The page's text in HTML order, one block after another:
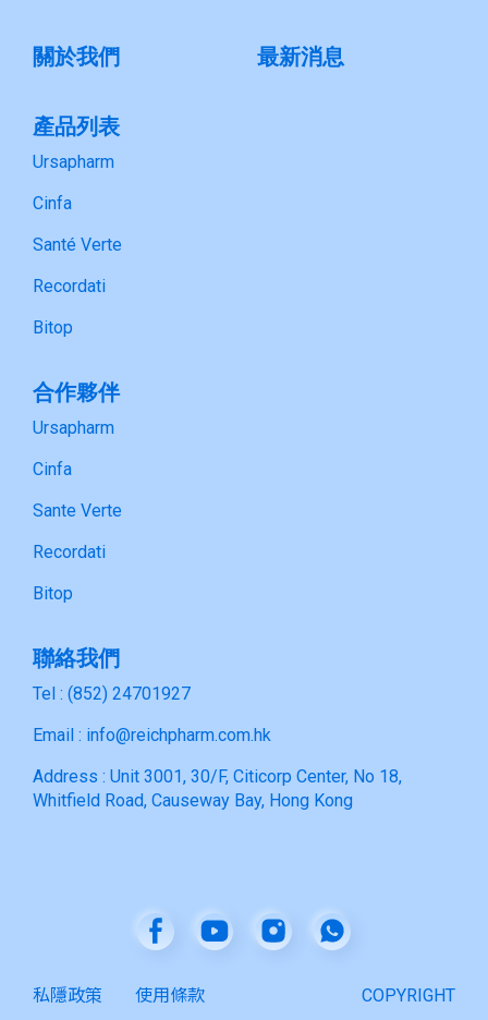
關於我們 最新消息
產品列表
Ursapharm
Cinfa
Santé Verte
Recordati
Bitop
合作夥伴
Ursapharm
Cinfa
Sante Verte
Recordati
Bitop
聯絡我們
Tel : (852) 24701927
Email : info@reichpharm.com.hk
Address : Unit 3001, 30/F, Citicorp Center, No 18,
Whitfield Road, Causeway Bay, Hong Kong
私隱政策 使用條款 COPYRIGHT